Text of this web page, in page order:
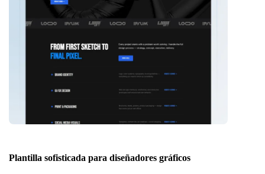
Plantilla sofisticada para diseñadores gráficos